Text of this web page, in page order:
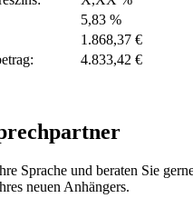
5,83 %
1.868,37 €
4.833,42 €
Sprache und beraten Sie
neuen Anhängers.